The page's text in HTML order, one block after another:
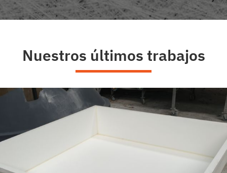
Nuestros últimos trabajos